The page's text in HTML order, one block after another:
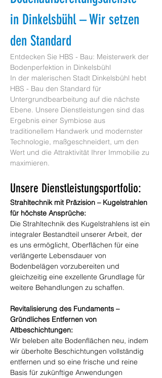
in Dinkelsbühl – Wir setzen
den Standard
Entdecken Sie HBS - Bau: Meisterwerk der
Bodenperfektion in Dinkelsbühl
In der malerischen Stadt Dinkelsbühl hebt
HBS - Bau den Standard für
Untergrundbearbeitung auf die nächste
Ebene. Unsere Dienstleistungen sind das
Ergebnis einer Symbiose aus
traditionellem Handwerk und modernster
Technologie, maßgeschneidert, um den
Wert und die Attraktivität Ihrer Immobilie zu
maximieren.
Unsere Dienstleistungsportfolio:
Strahltechnik mit Präzision – Kugelstrahlen
für höchste Ansprüche:
Die Strahltechnik des Kugelstrahlens ist ein
integraler Bestandteil unserer Arbeit, der
es uns ermöglicht, Oberflächen für eine
verlängerte Lebensdauer von
Bodenbelägen vorzubereiten und
gleichzeitig eine exzellente Grundlage für
weitere Behandlungen zu schaffen.
Revitalisierung des Fundaments –
Gründliches Entfernen von
Altbeschichtungen:
Wir beleben alte Bodenflächen neu, indem
wir überholte Beschichtungen vollständig
entfernen und so eine frische und reine
Basis für zukünftige Anwendungen